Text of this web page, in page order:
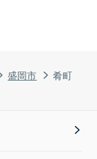
盛岡市 肴町